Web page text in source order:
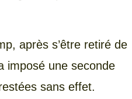
après s’être retiré de
imposé une seconde
sans effet.